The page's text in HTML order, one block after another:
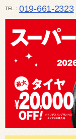
TEL 019-661-2323